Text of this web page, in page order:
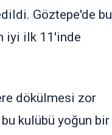
Göztepe'de bu
iyi ilk 11'inde
dökülmesi zor
kulübü yoğun bir